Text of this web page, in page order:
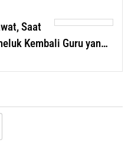
Saat
Kembali Guru yan…